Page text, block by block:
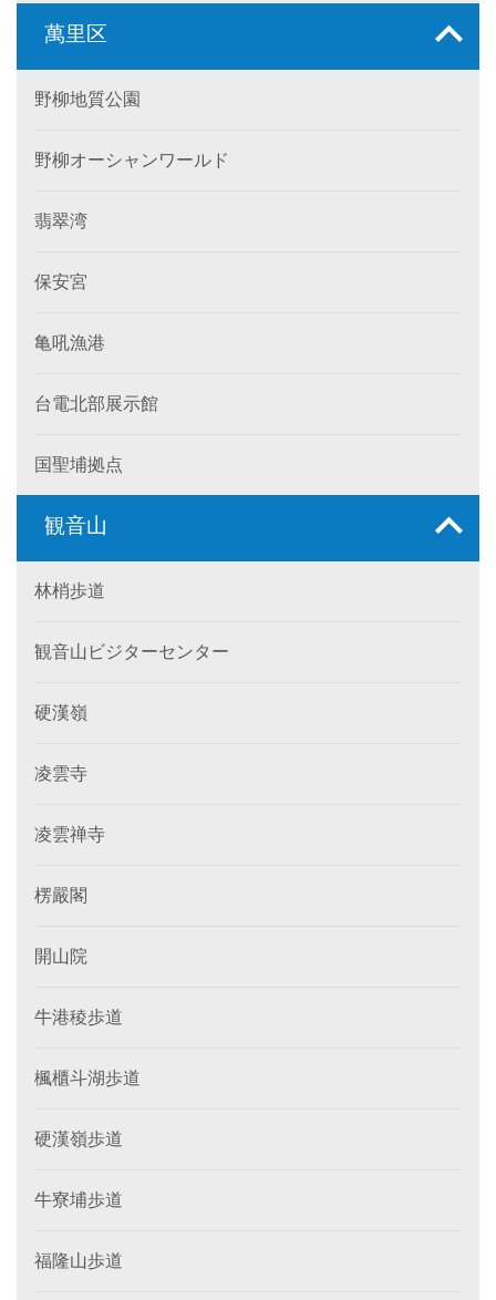
萬里区
野柳地質公園
野柳オーシャンワールド
翡翠湾
保安宮
亀吼漁港
台電北部展示館
国聖埔拠点
観音山
林梢歩道
観音山ビジターセンター
硬漢嶺
凌雲寺
凌雲禅寺
楞嚴閣
開山院
牛港稜歩道
楓櫃斗湖歩道
硬漢嶺歩道
牛寮埔歩道
福隆山歩道